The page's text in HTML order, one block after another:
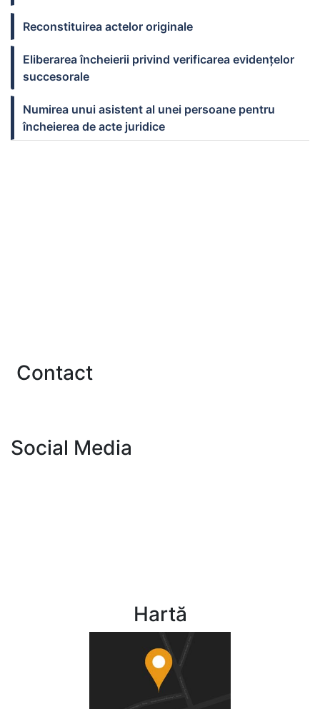
Reconstituirea actelor originale
Eliberarea încheierii privind verificarea evidenţelor
succesorale
Numirea unui asistent al unei persoane pentru
încheierea de acte juridice
Contact
Social Media
Hartă